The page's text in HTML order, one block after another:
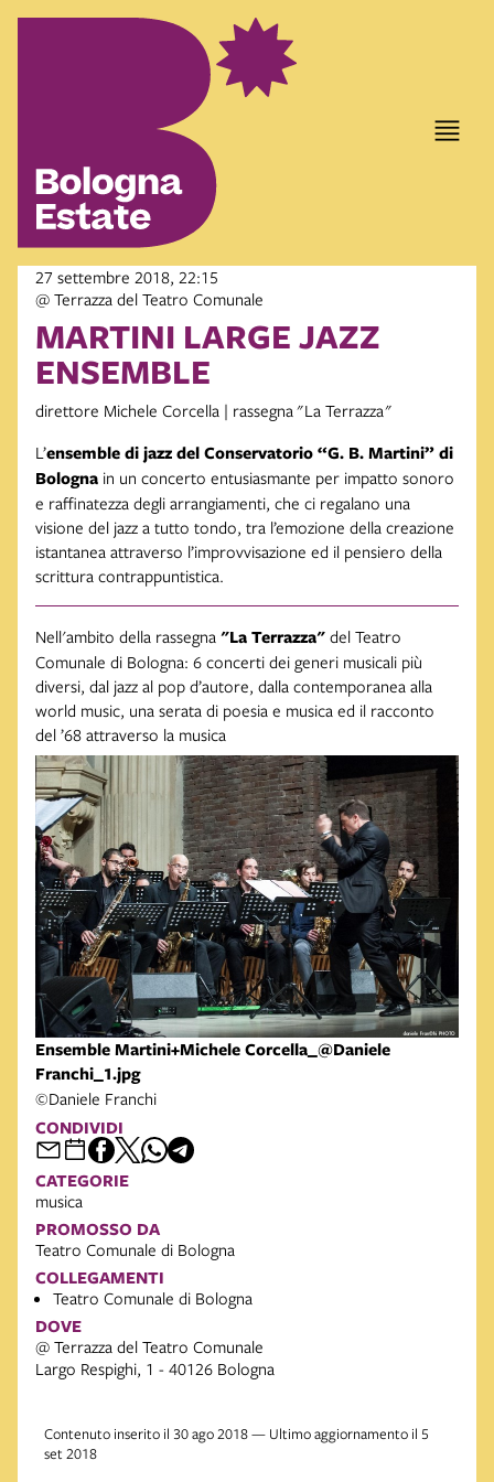
27 settembre 2018, 22:15
@ Terrazza del Teatro Comunale
MARTINI LARGE JAZZ
ENSEMBLE
direttore Michele Corcella | rassegna "La Terrazza"
L’ensemble di jazz del Conservatorio “G. B. Martini” di
Bologna in un concerto entusiasmante per impatto sonoro
e raffinatezza degli arrangiamenti, che ci regalano una
visione del jazz a tutto tondo, tra l’emozione della creazione
istantanea attraverso l’improvvisazione ed il pensiero della
scrittura contrappuntistica.
Nell'ambito della rassegna "La Terrazza" del Teatro
Comunale di Bologna: 6 concerti dei generi musicali più
diversi, dal jazz al pop d’autore, dalla contemporanea alla
world music, una serata di poesia e musica ed il racconto
del ’68 attraverso la musica
Ensemble Martini+Michele Corcella_@Daniele
Franchi_1.jpg
©Daniele Franchi
CONDIVIDI
CATEGORIE
musica
PROMOSSO DA
Teatro Comunale di Bologna
COLLEGAMENTI
Teatro Comunale di Bologna
DOVE
@ Terrazza del Teatro Comunale
Largo Respighi, 1 - 40126 Bologna
Contenuto inserito il 30 ago 2018 — Ultimo aggiornamento il 5
set 2018